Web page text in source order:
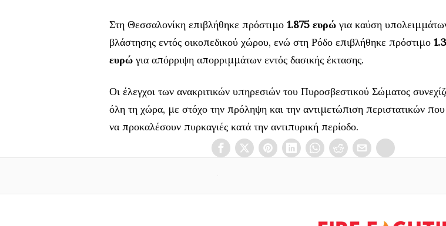
Στη Θεσσαλονίκη επιβλήθηκε πρόστιμο 1.875 ευρώ για καύση
βλάστησης εντός οικοπεδικού χώρου, ενώ στη Ρόδο επιβλήθηκε πρόστιμο
ευρώ για απόρριψη απορριμμάτων εντός δασικής έκτασης.
Οι έλεγχοι των ανακριτικών υπηρεσιών του Πυροσβεστικού Σώματος
όλη τη χώρα, με στόχο την πρόληψη και την αντιμετώπιση περιστατικών που
να προκαλέσουν πυρκαγιές κατά την αντιπυρική περίοδο.